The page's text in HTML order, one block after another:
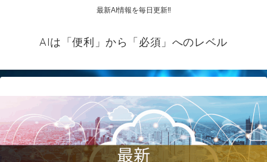
最新AI情報を毎日更新‼
AIは「便利」から「必須」へのレベル